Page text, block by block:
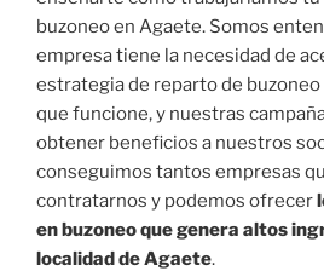
buzoneo en Agaete. Somos
empresa tiene la necesidad de
estrategia de reparto de
que funcione, y nuestras
obtener beneficios a nuestros
conseguimos tantos empresas
contratarnos y podemos ofrecer
en buzoneo que genera altos
localidad de Agaete.